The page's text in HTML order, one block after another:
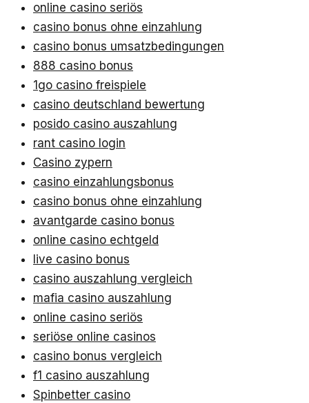
online casino seriös
casino bonus ohne einzahlung
casino bonus umsatzbedingungen
888 casino bonus
1go casino freispiele
casino deutschland bewertung
posido casino auszahlung
rant casino login
Casino zypern
casino einzahlungsbonus
casino bonus ohne einzahlung
avantgarde casino bonus
online casino echtgeld
live casino bonus
casino auszahlung vergleich
mafia casino auszahlung
online casino seriös
seriöse online casinos
casino bonus vergleich
f1 casino auszahlung
Spinbetter casino